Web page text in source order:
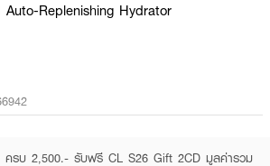
Replenishing Hydrator
ครบ 2,500.- รับฟรี CL S26 Gift 2CD มูลค่ารวม